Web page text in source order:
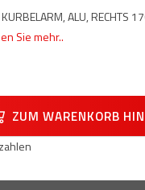
ALU, RECHTS
Sie mehr..
ZUM WARENKORB